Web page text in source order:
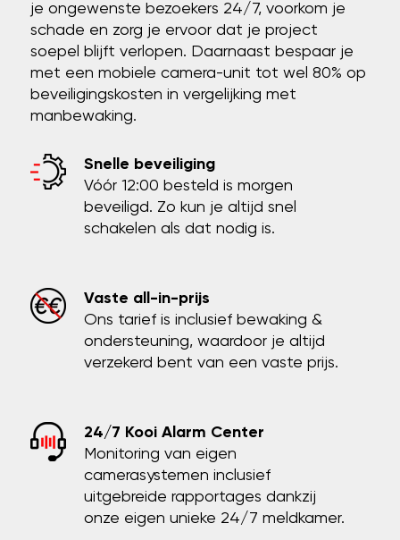
je ongewenste bezoekers 24/7, voorkom je
schade en zorg je ervoor dat je project
soepel blijft verlopen. Daarnaast bespaar je
met een mobiele camera-unit tot wel 80% op
beveiligingskosten in vergelijking met
manbewaking.
Snelle beveiliging
Vóór 12:00 besteld is morgen
beveiligd. Zo kun je altijd snel
schakelen als dat nodig is.
Vaste all-in-prijs
Ons tarief is inclusief bewaking &
ondersteuning, waardoor je altijd
verzekerd bent van een vaste prijs.
24/7 Kooi Alarm Center
Monitoring van eigen
camerasystemen inclusief
uitgebreide rapportages dankzij
onze eigen unieke 24/7 meldkamer.